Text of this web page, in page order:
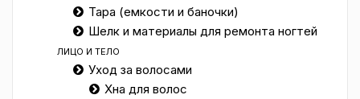
Тара (емкости и баночки)
Шелк и материалы для ремонта ногтей
ЛИЦО И ТЕЛО
Уход за волосами
Хна для волос